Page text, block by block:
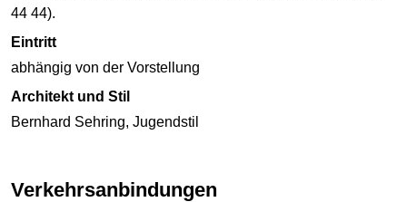
44 44).
Eintritt
abhängig von der Vorstellung
Architekt und Stil
Bernhard Sehring, Jugendstil
Verkehrsanbindungen